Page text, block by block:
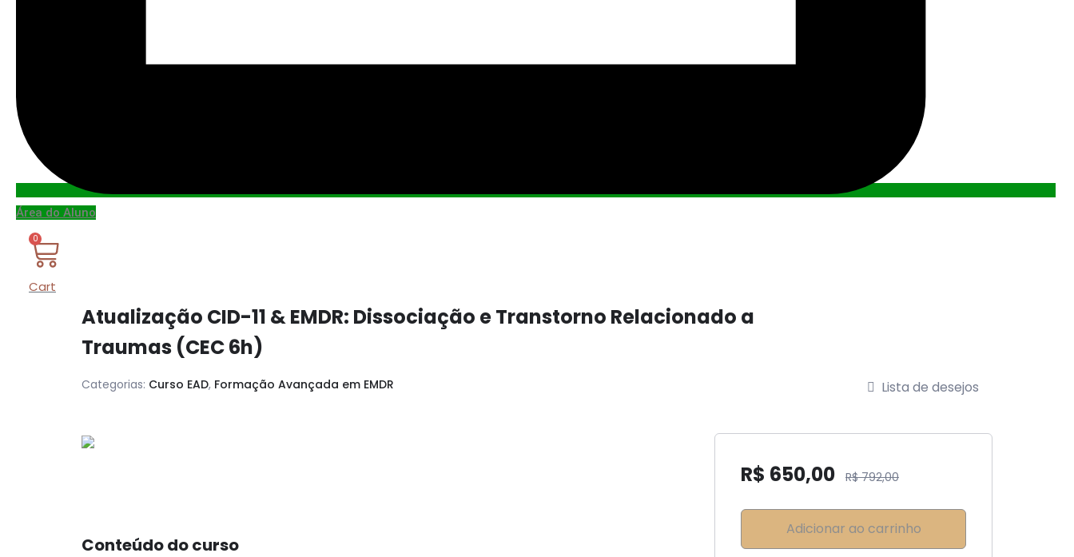
Área do Aluno
0
Cart
Atualização CID-11 & EMDR: Dissociação e Transtorno Relacionado a
Traumas (CEC 6h)
Categorias: Curso EAD, Formação Avançada em EMDR Lista de desejos
Conteúdo do curso
R$ 650,00 R$792,00
Adicionar ao carrinho